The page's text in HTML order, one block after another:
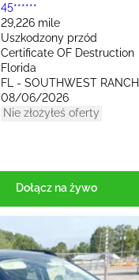
45******
29,226 mile
Uszkodzony przód
Certificate OF Destruction
Florida
FL - SOUTHWEST RANCH
08/06/2026
Nie złożyłeś oferty
Dołącz na żywo